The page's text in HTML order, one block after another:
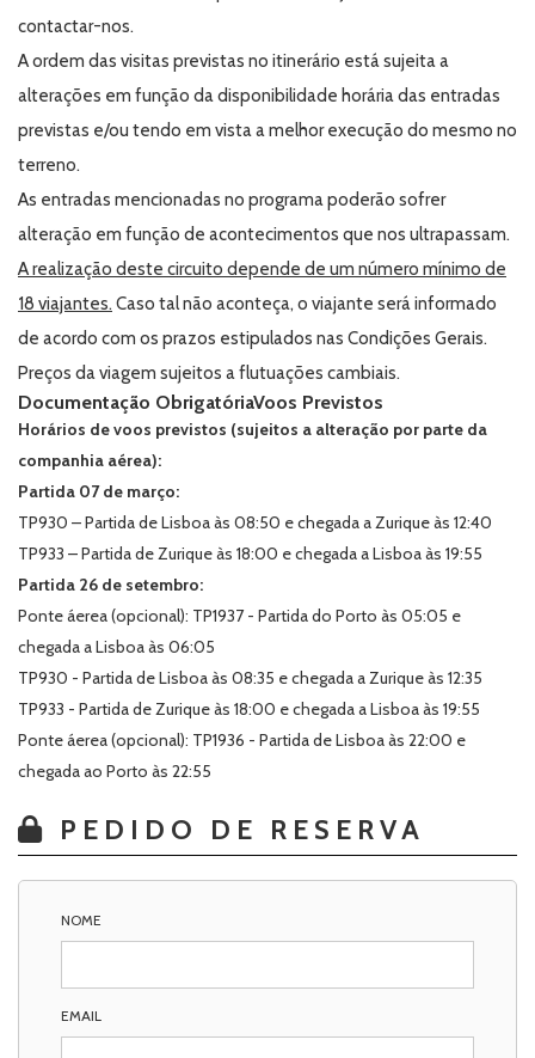
contactar-nos.
A ordem das visitas previstas no itinerário está sujeita a
alterações em função da disponibilidade horária das entradas
previstas e/ou tendo em vista a melhor execução do mesmo no
terreno.
As entradas mencionadas no programa poderão sofrer
alteração em função de acontecimentos que nos ultrapassam.
A realização deste circuito depende de um número mínimo de
18 viajantes. Caso tal não aconteça, o viajante será informado
de acordo com os prazos estipulados nas Condições Gerais.
Preços da viagem sujeitos a flutuações cambiais.
Documentação ObrigatóriaVoos Previstos
Horários de voos previstos (sujeitos a alteração por parte da
companhia aérea):
Partida 07 de março:
TP930 – Partida de Lisboa às 08:50 e chegada a Zurique às 12:40
TP933 – Partida de Zurique às 18:00 e chegada a Lisboa às 19:55
Partida 26 de setembro:
Ponte áerea (opcional): TP1937 - Partida do Porto às 05:05 e
chegada a Lisboa às 06:05
TP930 - Partida de Lisboa às 08:35 e chegada a Zurique às 12:35
TP933 - Partida de Zurique às 18:00 e chegada a Lisboa às 19:55
Ponte áerea (opcional): TP1936 - Partida de Lisboa às 22:00 e
chegada ao Porto às 22:55
PEDIDO DE RESERVA
NOME
EMAIL